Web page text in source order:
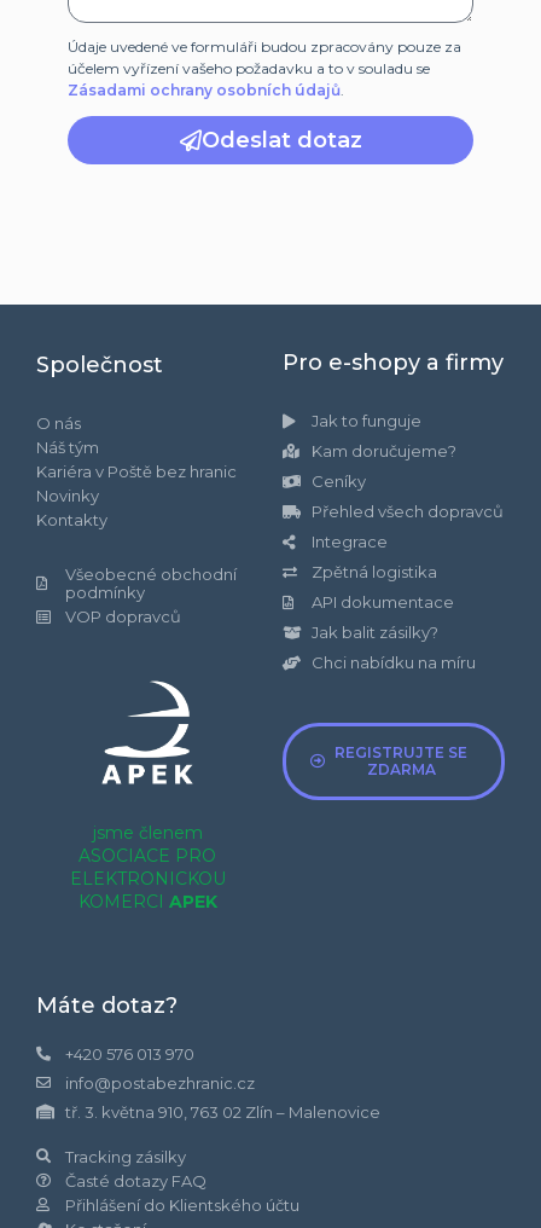
Údaje uvedené ve formuláři budou zpracovány pouze za
účelem vyřízení vašeho požadavku a to v souladu se
Zásadami ochrany osobních údajů.
Odeslat dotaz
Společnost
O nás
Náš tým
Kariéra v Poště bez hranic
Novinky
Kontakty
Všeobecné obchodní
podmínky
VOP dopravců
jsme členem
ASOCIACE PRO
ELEKTRONICKOU
KOMERCI APEK
Pro e-shopy a firmy
Jak to funguje
Kam doručujeme?
Ceníky
Přehled všech dopravců
Integrace
Zpětná logistika
API dokumentace
Jak balit zásilky?
Chci nabídku na míru
REGISTRUJTE SE
ZDARMA
Máte dotaz?
+420 576 013 970
info@postabezhranic.cz
tř. 3. května 910, 763 02 Zlín – Malenovice
Tracking zásilky
Časté dotazy FAQ
Přihlášení do Klientského účtu